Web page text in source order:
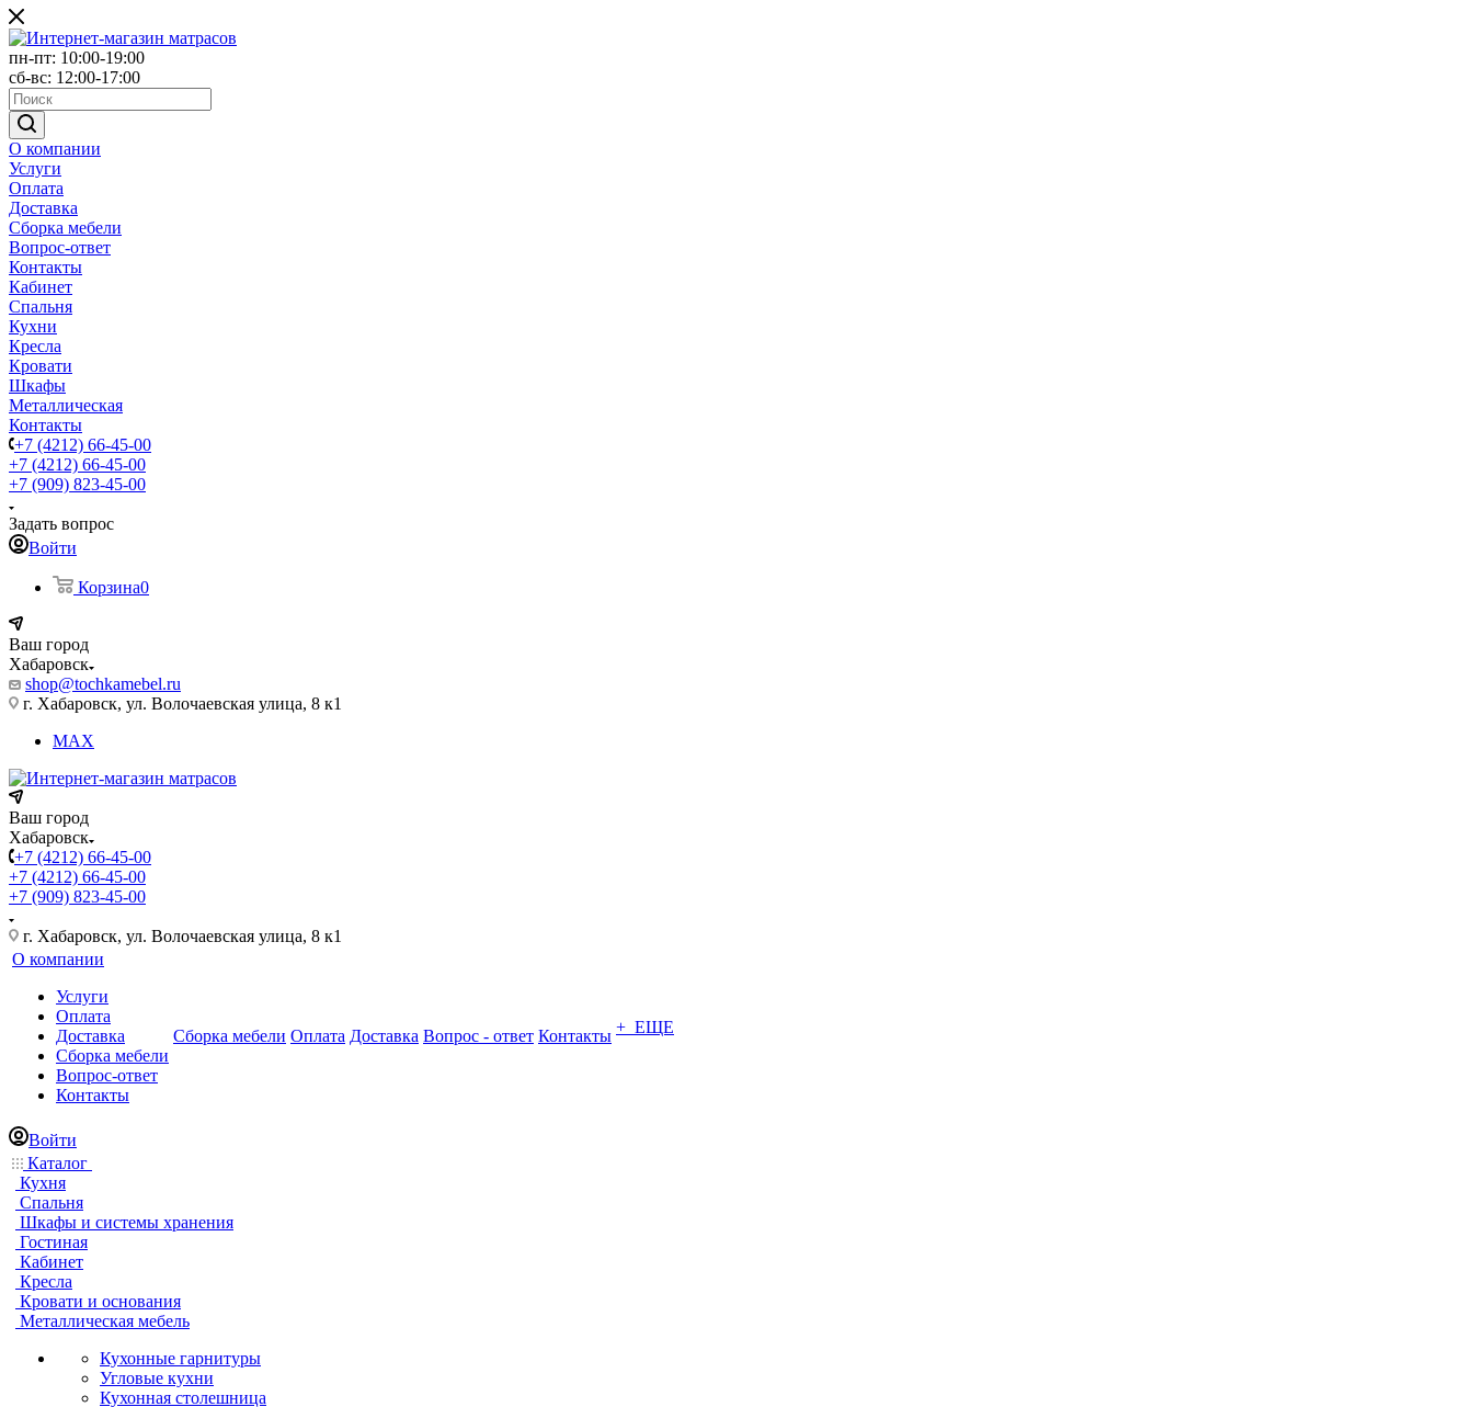
пн-пт: 10:00-19:00
сб-вс: 12:00-17:00
О компании
Услуги
Оплата
Доставка
Сборка мебели
Вопрос-ответ
Контакты
Кабинет
Спальня
Кухни
Кресла
Кровати
Шкафы
Металлическая
Контакты
+7 (4212) 66-45-00
+7 (4212) 66-45-00
+7 (909) 823-45-00
Задать вопрос
Войти
Корзина0
Ваш город
Хабаровск
shop@tochkamebel.ru
г. Хабаровск, ул. Волочаевская улица, 8 к1
MAX
Ваш город
Хабаровск
+7 (4212) 66-45-00
+7 (4212) 66-45-00
+7 (909) 823-45-00
г. Хабаровск, ул. Волочаевская улица, 8 к1
О компании
Услуги
Оплата
Доставка
Сборка мебели
Вопрос-ответ
Контакты
Сборка мебели Оплата Доставка Вопрос - ответ Контакты + ЕЩЕ
Войти
Каталог
Кухня
Спальня
Шкафы и системы хранения
Гостиная
Кабинет
Кресла
Кровати и основания
Металлическая мебель
Кухонные гарнитуры
Угловые кухни
Кухонная столешница